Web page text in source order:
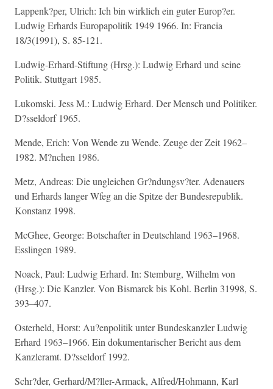
Lappenk?per, Ulrich: Ich bin wirklich ein guter Europ?er.
Ludwig Erhards Europapolitik 1949 1966. In: Francia
18/3(1991), S. 85-121.
Ludwig-Erhard-Stiftung (Hrsg.): Ludwig Erhard und seine
Politik. Stuttgart 1985.
Lukomski. Jess M.: Ludwig Erhard. Der Mensch und Politiker.
D?sseldorf 1965.
Mende, Erich: Von Wende zu Wende. Zeuge der Zeit 1962–
1982. M?nchen 1986.
Metz, Andreas: Die ungleichen Gr?ndungsv?ter. Adenauers
und Erhards langer Wfeg an die Spitze der Bundesrepublik.
Konstanz 1998.
McGhee, George: Botschafter in Deutschland 1963–1968.
Esslingen 1989.
Noack, Paul: Ludwig Erhard. In: Stemburg, Wilhelm von
(Hrsg.): Die Kanzler. Von Bismarck bis Kohl. Berlin 31998, S.
393–407.
Osterheld, Horst: Au?enpolitik unter Bundeskanzler Ludwig
Erhard 1963–1966. Ein dokumentarischer Bericht aus dem
Kanzleramt. D?sseldorf 1992.
Schr?der, Gerhard/M?ller-Armack, Alfred/Hohmann, Karl